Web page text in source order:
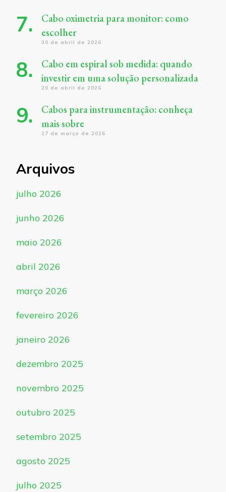
Cabo oximetria para monitor: como
escolher
30 de abril de 2026
Cabo em espiral sob medida: quando
investir em uma solução personalizada
20 de abril de 2026
Cabos para instrumentação: conheça
mais sobre
27 de março de 2026
Arquivos
julho 2026
junho 2026
maio 2026
abril 2026
março 2026
fevereiro 2026
janeiro 2026
dezembro 2025
novembro 2025
outubro 2025
setembro 2025
agosto 2025
julho 2025